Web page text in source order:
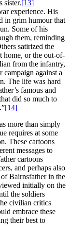
sister.[13]
experience. His
in grim humour that
Some of his
them, reminding
satirized the
home, or the out-of-
from the infantry,
against a
The life was hard
famous and
did so much to
[14]
more than simply
requires at some
These cartoons
messages to
cartoons
and perhaps also
Bairnsfather in the
initially on the
the soldiers
civilian critics
embrace these
their best to